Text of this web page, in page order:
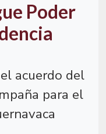
Poder
acuerdo del
para el